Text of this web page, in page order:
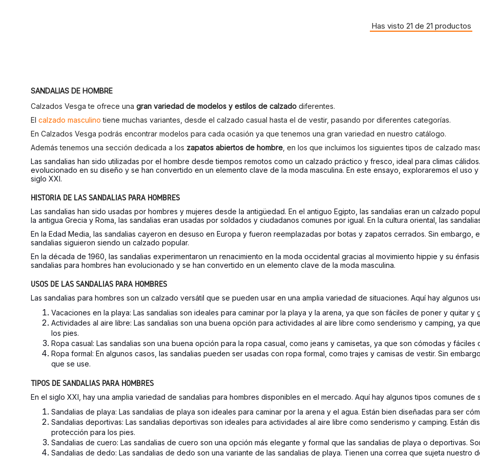
Has visto 21 de 21 productos
SANDALIAS DE HOMBRE
Calzados Vesga te ofrece una gran variedad de modelos y estilos de calzado diferentes.
El calzado masculino tiene muchas variantes, desde el calzado casual hasta el de vestir, pasando por diferentes categorías.
En Calzados Vesga podrás encontrar modelos para cada ocasión ya que tenemos una gran variedad en nuestro catálogo.
Además tenemos una sección dedicada a los zapatos abiertos de hombre, en los que incluimos los siguientes tipos de calzado
Las sandalias han sido utilizadas por el hombre desde tiempos remotos como un calzado práctico y fresco, ideal para climas
evolucionado en su diseño y se han convertido en un elemento clave de la moda masculina. En este ensayo, exploraremos el uso
siglo XXI.
HISTORIA DE LAS SANDALIAS PARA HOMBRES
Las sandalias han sido usadas por hombres y mujeres desde la antigüedad. En el antiguo Egipto, las sandalias eran un calzado
la antigua Grecia y Roma, las sandalias eran usadas por soldados y ciudadanos comunes por igual. En la cultura oriental, las
En la Edad Media, las sandalias cayeron en desuso en Europa y fueron reemplazadas por botas y zapatos cerrados. Sin embargo,
sandalias siguieron siendo un calzado popular.
En la década de 1960, las sandalias experimentaron un renacimiento en la moda occidental gracias al movimiento hippie y su
sandalias para hombres han evolucionado y se han convertido en un elemento clave de la moda masculina.
USOS DE LAS SANDALIAS PARA HOMBRES
Las sandalias para hombres son un calzado versátil que se pueden usar en una amplia variedad de situaciones. Aquí hay algunos
Vacaciones en la playa: Las sandalias son ideales para caminar por la playa y la arena, ya que son fáciles de poner y quitar y
Actividades al aire libre: Las sandalias son una buena opción para actividades al aire libre como senderismo y camping, ya
los pies.
Ropa casual: Las sandalias son una buena opción para la ropa casual, como jeans y camisetas, ya que son cómodas y fáciles
Ropa formal: En algunos casos, las sandalias pueden ser usadas con ropa formal, como trajes y camisas de vestir. Sin
que se use.
TIPOS DE SANDALIAS PARA HOMBRES
En el siglo XXI, hay una amplia variedad de sandalias para hombres disponibles en el mercado. Aquí hay algunos tipos comunes de
Sandalias de playa: Las sandalias de playa son ideales para caminar por la arena y el agua. Están bien diseñadas para ser
Sandalias deportivas: Las sandalias deportivas son ideales para actividades al aire libre como senderismo y camping. Están
protección para los pies.
Sandalias de cuero: Las sandalias de cuero son una opción más elegante y formal que las sandalias de playa o deportivas.
Sandalias de dedo: Las sandalias de dedo son una variante de las sandalias de playa. Tienen una correa que sujeta nuestro